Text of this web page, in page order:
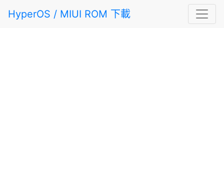
HyperOS / MIUI ROM 下載